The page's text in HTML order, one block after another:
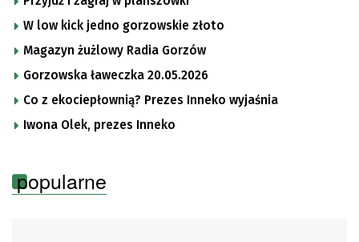
W low kick jedno gorzowskie złoto
Magazyn żużlowy Radia Gorzów
Gorzowska ławeczka 20.05.2026
Co z ekociepłownią? Prezes Inneko wyjaśnia
Iwona Olek, prezes Inneko
popularne